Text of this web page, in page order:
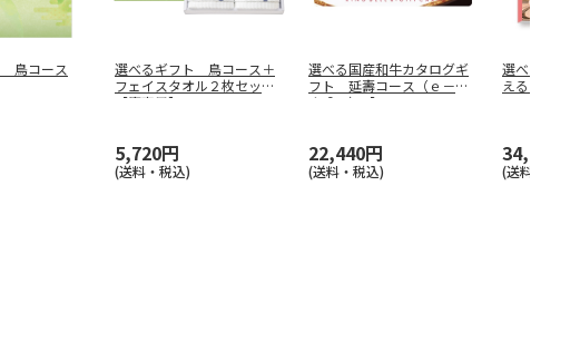
鳥コース
選べるギフト 鳥コース＋
フェイスタオル２枚セット
【慶事用】
5,720円
(送料・税込)
選べる国産和牛カタログギ
フト 延壽コース（ｅ－Ｇ
ｉｆｔ）【
22,440円
(送料・税込)
選べる体験
えるひとと
34,430円
(送料・税込)